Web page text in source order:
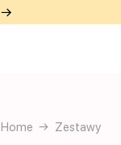
→
Home Zestawy